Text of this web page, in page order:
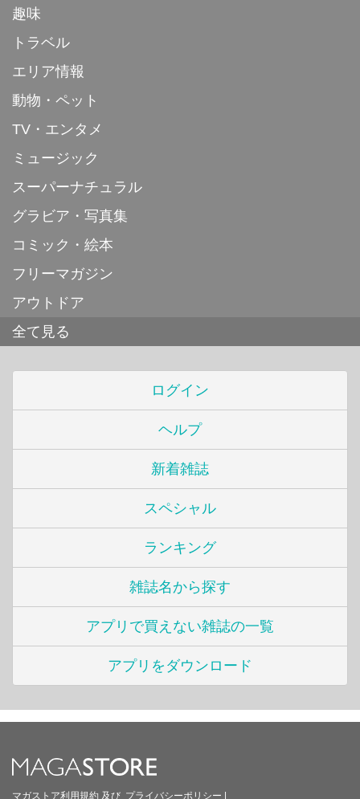
趣味
トラベル
エリア情報
動物・ペット
TV・エンタメ
ミュージック
スーパーナチュラル
グラビア・写真集
コミック・絵本
フリーマガジン
アウトドア
全て見る
ログイン
ヘルプ
新着雑誌
スペシャル
ランキング
雑誌名から探す
アプリで買えない雑誌の一覧
アプリをダウンロード
マガストア利用規約 及び プライバシーポリシー